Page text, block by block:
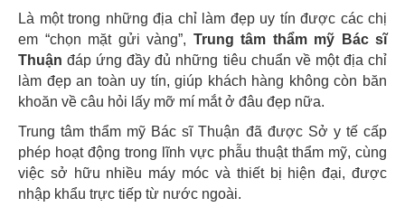
Là một trong những địa chỉ làm đẹp uy tín được các chị
em “chọn mặt gửi vàng”, Trung tâm thẩm mỹ Bác sĩ
Thuận đáp ứng đầy đủ những tiêu chuẩn về một địa chỉ
làm đẹp an toàn uy tín, giúp khách hàng không còn băn
khoăn về câu hỏi lấy mỡ mí mắt ở đâu đẹp nữa.
Trung tâm thẩm mỹ Bác sĩ Thuận đã được Sở y tế cấp
phép hoạt động trong lĩnh vực phẫu thuật thẩm mỹ, cùng
việc sở hữu nhiều máy móc và thiết bị hiện đại, được
nhập khẩu trực tiếp từ nước ngoài.